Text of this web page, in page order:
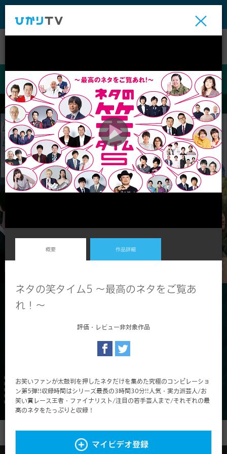
ビデオ
概要 作品詳細
ネタの笑タイム5 ～最高のネタをご覧あ
れ！～
評価・レビュー非対象作品
お笑いファンが太鼓判を押したネタだけを集めた究極のコンピレーショ
ン第5弾!!収録時間はシリーズ最長の3時間30分!!人気・実力派芸人/お
笑い賞レース王者・ファイナリスト/注目の若手芸人まで/それぞれの最
高のネタをたっぷりと収録！
マイビデオ登録